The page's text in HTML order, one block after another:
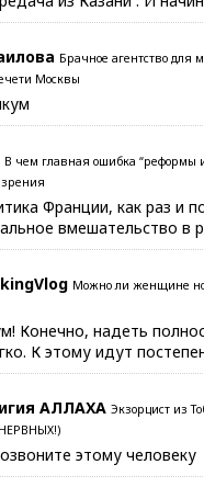
Брачное агентство для
Москвы
В чем главная ошибка “реформы
зрения
Франции, как раз и
вмешательство в
Можно ли женщине
Конечно, надеть
К этому идут
АЛЛАХА Экзорцист из
этому человеку